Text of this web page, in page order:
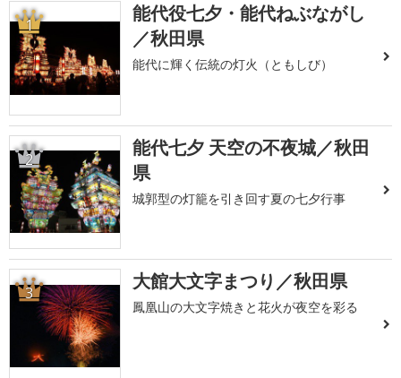
1
能代役七夕・能代ねぶながし
／秋田県
能代に輝く伝統の灯火（ともしび）
2
能代七夕 天空の不夜城／秋田
県
城郭型の灯籠を引き回す夏の七夕行事
3 大館大文字まつり／秋田県
鳳凰山の大文字焼きと花火が夜空を彩る